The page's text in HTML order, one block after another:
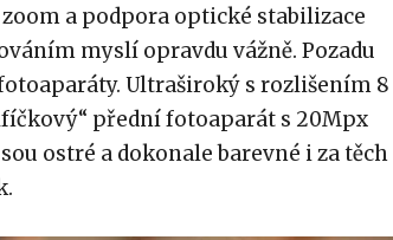
a podpora optické stabilizace
myslí opravdu vážně. Pozadu
Ultraširoký s rozlišením 8
přední fotoaparát s 20Mpx
ostré a dokonale barevné i za těch